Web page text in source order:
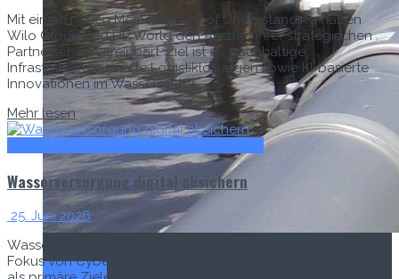
Titel-Thema
Mit einem neuen Memorandum of Understanding haben
Wilo Group und DP World den Ausbau ihrer strategischen
Partnerschaft vereinbart. Ziel ist es, nachhaltige
Infrastrukturen, smarte Logistiklösungen sowie KI-basierte
Innovationen im Wassersektor...
Mehr lesen
Wasserversorgung digital absichern
25. Juni 2026
Wasserversorgungsunternehmen stehen zunehmend im
Fokus von Cyberbedrohungen, obwohl sie lange Zeit nicht